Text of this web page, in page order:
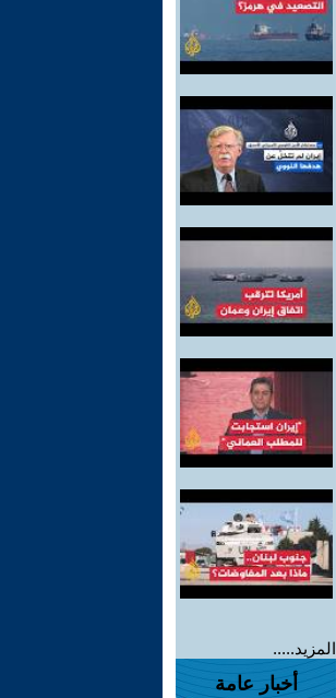
المزيد.....
أخبار عامة